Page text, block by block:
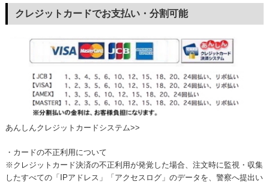
クレジットカードでお支払い・分割可能
あんしんクレジットカードシステム>>
・カードの不正利用について
※クレジットカード決済の不正利用が発覚した場合、注文時に監視・収集
したすべての「IPアドレス」「アクセスログ」のデータを、警察へ提出い